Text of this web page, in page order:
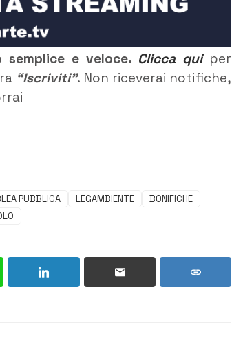
semplice e veloce. Clicca quiper
“Iscriviti”. Non riceverai notifiche,
PUBBLICA LEGAMBIENTE
BONIFICHE